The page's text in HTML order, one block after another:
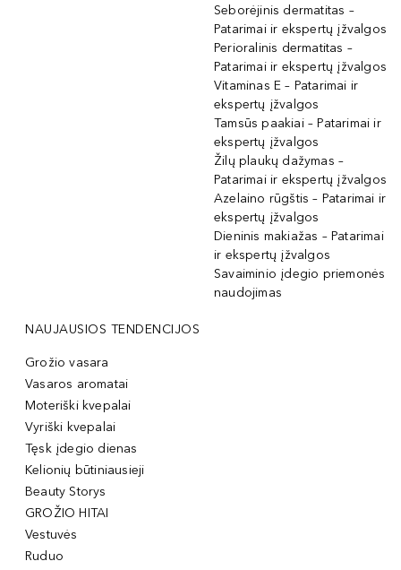
Seborėjinis dermatitas –
Patarimai ir ekspertų įžvalgos
Perioralinis dermatitas –
Patarimai ir ekspertų įžvalgos
Vitaminas E – Patarimai ir
ekspertų įžvalgos
Tamsūs paakiai – Patarimai ir
ekspertų įžvalgos
Žilų plaukų dažymas –
Patarimai ir ekspertų įžvalgos
Azelaino rūgštis – Patarimai ir
ekspertų įžvalgos
Dieninis makiažas – Patarimai
ir ekspertų įžvalgos
Savaiminio įdegio priemonės
naudojimas
NAUJAUSIOS TENDENCIJOS
Grožio vasara
Vasaros aromatai
Moteriški kvepalai
Vyriški kvepalai
Tęsk įdegio dienas
Kelionių būtiniausieji
Beauty Storys
GROŽIO HITAI
Vestuvės
Ruduo